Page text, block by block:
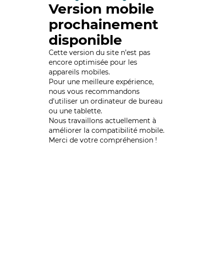
Version mobile
prochainement
disponible
Cette version du site n’est pas
encore optimisée pour les
appareils mobiles.
Pour une meilleure expérience,
nous vous recommandons
d'utiliser un ordinateur de bureau
ou une tablette.
Nous travaillons actuellement à
améliorer la compatibilité mobile.
Merci de votre compréhension !